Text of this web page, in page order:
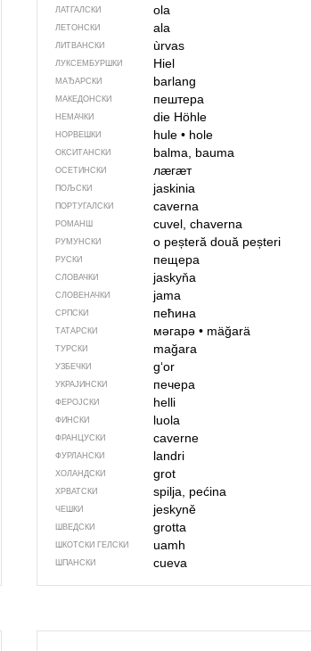
ЛАТГАЛСКИ ola
ЛЕТОНСКИ ala
ЛИТВАНСКИ ùrvas
ЛУКСЕМБУРШКИ Hiel
МАЂАРСКИ barlang
МАКЕДОНСКИ пештера
НЕМАЧКИ die Höhle
НОРВЕШКИ hule • hole
ОКСИТАНСКИ balma, bauma
ОСЕТИНСКИ лӕгӕт
ПОЉСКИ jaskinia
ПОРТУГАЛСКИ caverna
РОМАНШ cuvel, chaverna
РУМУНСКИ o peșteră două peșteri
РУСКИ пещера
СЛОВАЧКИ jaskyňa
СЛОВЕНАЧКИ jama
СРПСКИ пећина
ТАТАРСКИ мәгарә • mäğarä
ТУРСКИ mağara
УЗБЕЧКИ gʻor
УКРАЈИНСКИ печера
ФЕРОЈСКИ helli
ФИНСКИ luola
ФРАНЦУСКИ caverne
ФУРЛАНСКИ landri
ХОЛАНДСКИ grot
ХРВАТСКИ spilja, pećina
ЧЕШКИ jeskyně
ШВЕДСКИ grotta
ШКОТСКИ ГЕЛСКИ uamh
ШПАНСКИ cueva